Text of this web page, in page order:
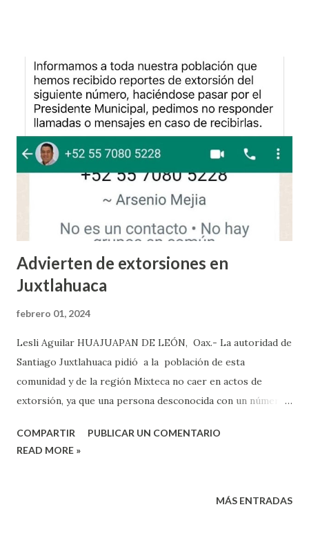
Guardia Nacional, Policía Municipal, Policía Vial y Policía
Estatal de Oaxaca, quienes realizan recorridos de
seguridad en zonas estratégicas , además, de que se revisa
los vehículos para ver si estos c uentan reportes de robo
y se inspecciona a los...
Advierten de extorsiones en
Juxtlahuaca
febrero 01, 2024
Lesli Aguilar HUAJUAPAN DE LEÓN, Oax.- La autoridad de
Santiago Juxtlahuaca pidió a la población de esta
comunidad y de la región Mixteca no caer en actos de
extorsión, ya que una persona desconocida con un número
Arsenio Mejía García, quien se está haciendo pasar por el
informaron que los ciudadanos de este municipio
COMPARTIR
PUBLICAR UN COMENTARIO
READ MORE »
MÁS ENTRADAS